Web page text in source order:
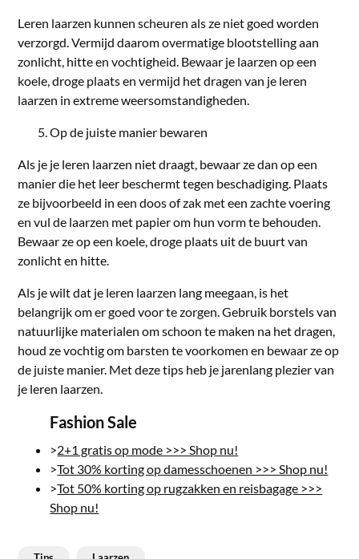
Leren laarzen kunnen scheuren als ze niet goed worden
verzorgd. Vermijd daarom overmatige blootstelling aan
zonlicht, hitte en vochtigheid. Bewaar je laarzen op een
koele, droge plaats en vermijd het dragen van je leren
laarzen in extreme weersomstandigheden.
Op de juiste manier bewaren
Als je je leren laarzen niet draagt, bewaar ze dan op een
manier die het leer beschermt tegen beschadiging. Plaats
ze bijvoorbeeld in een doos of zak met een zachte voering
en vul de laarzen met papier om hun vorm te behouden.
Bewaar ze op een koele, droge plaats uit de buurt van
zonlicht en hitte.
Als je wilt dat je leren laarzen lang meegaan, is het
belangrijk om er goed voor te zorgen. Gebruik borstels van
natuurlijke materialen om schoon te maken na het dragen,
houd ze vochtig om barsten te voorkomen en bewaar ze op
de juiste manier. Met deze tips heb je jarenlang plezier van
je leren laarzen.
Fashion Sale
>2+1 gratis op mode >>> Shop nu!
>Tot 30% korting op damesschoenen >>> Shop nu!
>Tot 50% korting op rugzakken en reisbagage >>>
Shop nu!